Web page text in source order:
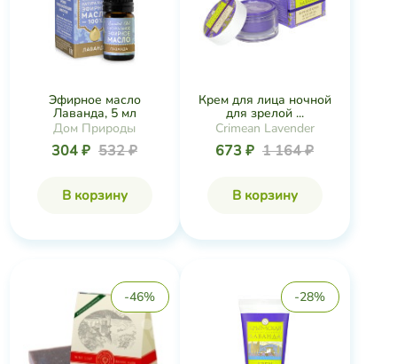
Эфирное масло
Лаванда, 5 мл
Дом Природы
304 ₽ 532 ₽
В корзину
Крем для лица ночной
для зрелой ...
Crimean Lavender
673 ₽ 1 164 ₽
В корзину
-46% -28%